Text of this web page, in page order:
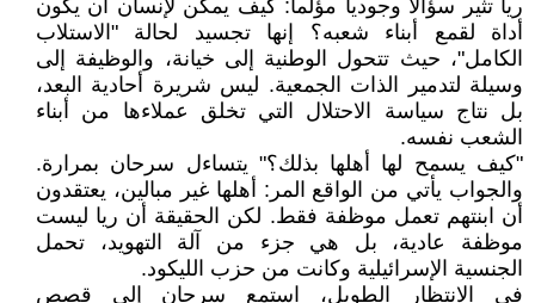
ريا تثير سؤالاً وجودياً مؤلماً: كيف يمكن لإنسان أن يكون
أداة لقمع أبناء شعبه؟ إنها تجسيد لحالة "الاستلاب
الكامل"، حيث تتحول الوطنية إلى خيانة، والوظيفة إلى
وسيلة لتدمير الذات الجمعية. ليس شريرة أحادية البعد،
بل نتاج سياسة الاحتلال التي تخلق عملاءها من أبناء
الشعب نفسه.
"كيف يسمح لها أهلها بذلك؟" يتساءل سرحان بمرارة.
والجواب يأتي من الواقع المر: أهلها غير مبالين، يعتقدون
أن ابنتهم تعمل موظفة فقط. لكن الحقيقة أن ريا ليست
موظفة عادية، بل هي جزء من آلة التهويد، تحمل
الجنسية الإسرائيلية وكانت من حزب الليكود.
في الانتظار الطويل، استمع سرحان إلى قصص